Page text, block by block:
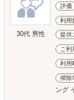
30代 男性
評価
利用
提供
ご利
利用
掃除
ング